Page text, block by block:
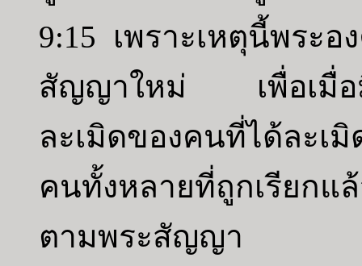
9:15 เพราะเหตุนี้พระ
สัญญาใหม่ เพื่อเมื่อมี
ละเมิดของคนที่ได้ละ
คนทั้งหลายที่ถูกเรียกแ
ตามพระสัญญา